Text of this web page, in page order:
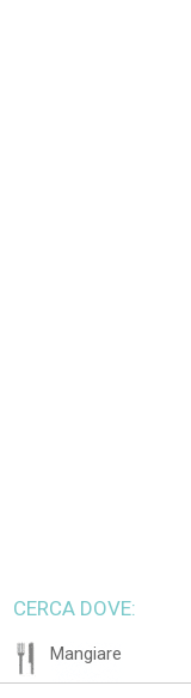
CERCA DOVE:
Mangiare